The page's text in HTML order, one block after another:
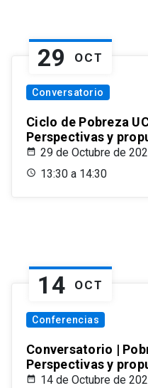
29 OCT
Conversatorio
Ciclo de Pobreza
Perspectivas y
29 de Octubre de
13:30 a 14:30
14 OCT
Conferencias
Conversatorio |
Perspectivas y
14 de Octubre de